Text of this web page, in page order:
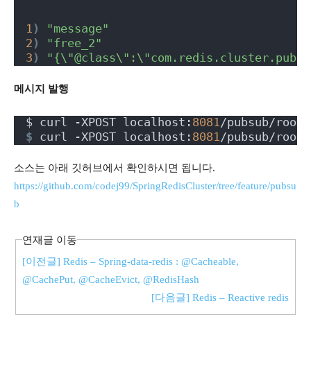
1 )
"message"
2 )
"free_2"
3 )
메시지 발행
$ curl -XPOST localhost: 8081 /pubsub/
$ curl -XPOST localhost: 8081 /pubsub/
소스는 아래 깃허브에서 확인하시면 됩니다.
https://github.com/codej99/SpringRedisCluster/tree/feature/pubsu
b
연재글 이동
[이전글] Redis – Spring-data-redis : @Cacheable,
@CachePut, @CacheEvict, @RedisHash
[다음글] Redis – Reactive redis